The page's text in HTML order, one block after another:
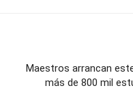
Maestros arrancan
más de 800 mil